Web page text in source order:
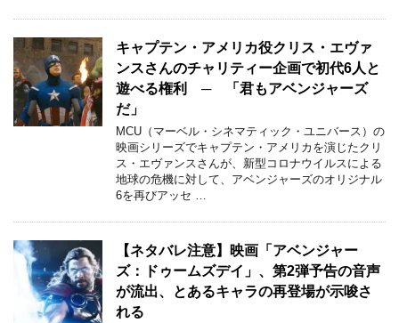
キャプテン・アメリカ役クリス・エヴァ
ンスさんのチャリティー企画で初代6人と
遊べる権利 ─ 「君もアベンジャーズ
だ」
MCU（マーベル・シネマティック・ユニバース）の
映画シリーズでキャプテン・アメリカを演じたクリ
ス・エヴァンスさんが、新型コロナウイルスによる
地球の危機に対して、アベンジャーズのオリジナル
6を再びアッセ …
【ネタバレ注意】映画「アベンジャー
ズ：ドゥームズデイ」、第2弾予告の音声
が流出、とあるキャラの再登場が示唆さ
れる